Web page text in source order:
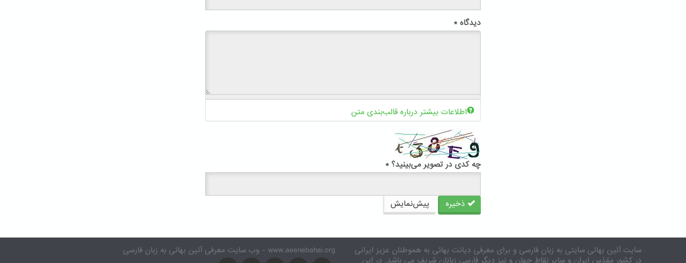
دیدگاه *
اطلاعات بیشتر درباره قالب‌بندی متن
چه کدی در تصویر می‌بینید؟ *
ذخیره پیش‌نمایش
www.aeenebahai.org - وب سایت معرفی آئین بهائی به زبان فارسی
سایت آئین بهائی سایتی به زبان فارسی و برای معرفی دیانت بهائی به هموطنان عزیز ایرانی
در کشور مقدّس ایران و سایر نقاط جهان و نیز دیگر فارسی زبانان شریف می باشد. در این